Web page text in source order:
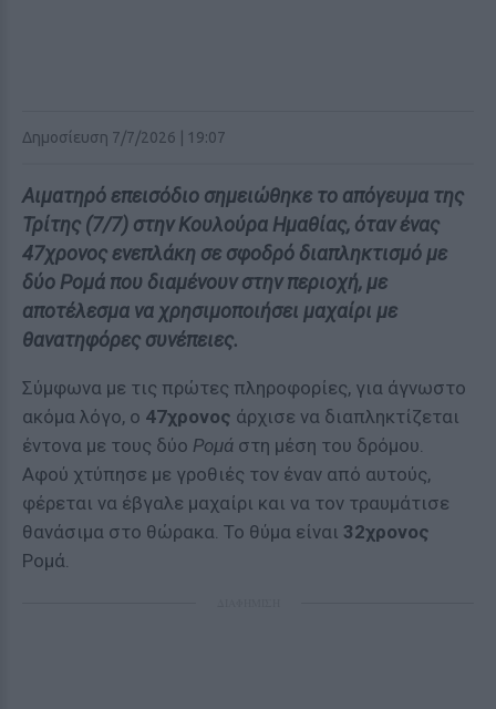
Δημοσίευση 7/7/2026 | 19:07
Αιματηρό επεισόδιο σημειώθηκε το απόγευμα της
Τρίτης (7/7) στην Κουλούρα Ημαθίας, όταν ένας
47χρονος ενεπλάκη σε σφοδρό διαπληκτισμό με
δύο Ρομά που διαμένουν στην περιοχή, με
αποτέλεσμα να χρησιμοποιήσει μαχαίρι με
θανατηφόρες συνέπειες.
Σύμφωνα με τις πρώτες πληροφορίες, για άγνωστο
ακόμα λόγο, ο 47χρονος άρχισε να διαπληκτίζεται
έντονα με τους δύο Ρομά στη μέση του δρόμου.
Αφού χτύπησε με γροθιές τον έναν από αυτούς,
φέρεται να έβγαλε μαχαίρι και να τον τραυμάτισε
θανάσιμα στο θώρακα. Το θύμα είναι 32χρονος
Ρομά.